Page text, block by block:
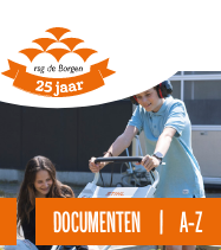
DOCUMENTEN | A-Z